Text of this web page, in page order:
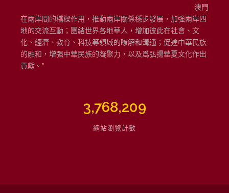
澳門
在兩岸間的橋樑作用，推動兩岸關係穩步發展，加強兩岸四
地的交流互動；團結世界各地華人，增加彼此在社會、文
化、經濟、教育、科技等領域的瞭解和溝通；促進中華民族
的融和，增强中華民族的凝聚力，以及爲弘揚華夏文化作出
貢獻。”
3,768,209
網站瀏覽計數